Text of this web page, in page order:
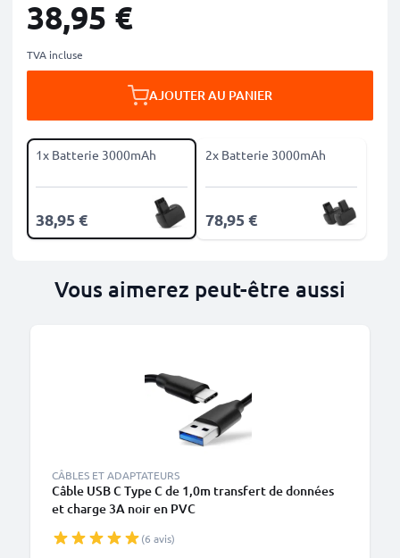
38,95 €
TVA incluse
AJOUTER AU PANIER
1x Batterie 3000mAh
38,95 €
2x Batterie 3000mAh
78,95 €
Vous aimerez peut-être aussi
CÂBLES ET ADAPTATEURS
Câble USB C Type C de 1,0m transfert de données
et charge 3A noir en PVC
(6 avis)